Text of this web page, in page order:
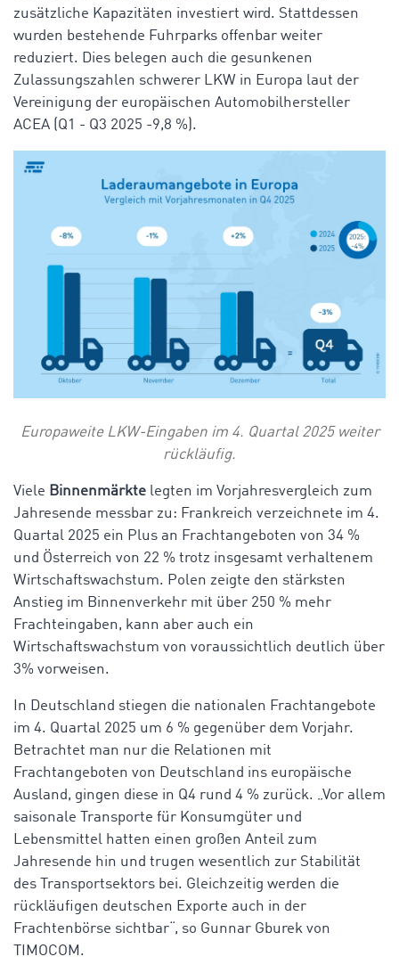
zusätzliche Kapazitäten investiert wird. Stattdessen
wurden bestehende Fuhrparks offenbar weiter
reduziert. Dies belegen auch die gesunkenen
Zulassungszahlen schwerer LKW in Europa laut der
Vereinigung der europäischen Automobilhersteller
ACEA (Q1 - Q3 2025 -9,8 %).
Europaweite LKW-Eingaben im 4. Quartal 2025 weiter
rückläufig.
Viele Binnenmärkte legten im Vorjahresvergleich zum
Jahresende messbar zu: Frankreich verzeichnete im 4.
Quartal 2025 ein Plus an Frachtangeboten von 34 %
und Österreich von 22 % trotz insgesamt verhaltenem
Wirtschaftswachstum. Polen zeigte den stärksten
Anstieg im Binnenverkehr mit über 250 % mehr
Frachteingaben, kann aber auch ein
Wirtschaftswachstum von voraussichtlich deutlich über
3% vorweisen.
In Deutschland stiegen die nationalen Frachtangebote
im 4. Quartal 2025 um 6 % gegenüber dem Vorjahr.
Betrachtet man nur die Relationen mit
Frachtangeboten von Deutschland ins europäische
Ausland, gingen diese in Q4 rund 4 % zurück. „Vor allem
saisonale Transporte für Konsumgüter und
Lebensmittel hatten einen großen Anteil zum
Jahresende hin und trugen wesentlich zur Stabilität
des Transportsektors bei. Gleichzeitig werden die
rückläufigen deutschen Exporte auch in der
Frachtenbörse sichtbar“, so Gunnar Gburek von
TIMOCOM.